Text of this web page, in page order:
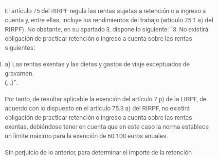
El artículo 75 del RIRPF regula las rentas sujetas a retención o a ingreso a
cuenta y, entre ellas, incluye los rendimientos del trabajo (artículo 75.1 a) del
RIRPF). No obstante, en su apartado 3, dispone lo siguiente: “3. No existirá
obligación de practicar retención o ingreso a cuenta sobre las rentas
siguientes:
a) Las rentas exentas y las dietas y gastos de viaje exceptuados de
gravamen.
(…)”.
Por tanto, de resultar aplicable la exención del artículo 7 p) de la LIRPF, de
acuerdo con lo dispuesto en el artículo 75.3 a) del RIRPF, no existirá
obligación de practicar retención o ingreso a cuenta sobre las rentas
exentas, debiéndose tener en cuenta que en este caso la norma establece
un límite máximo para la exención de 60.100 euros anuales.
Sin perjuicio de lo anterior, para determinar el importe de la retención